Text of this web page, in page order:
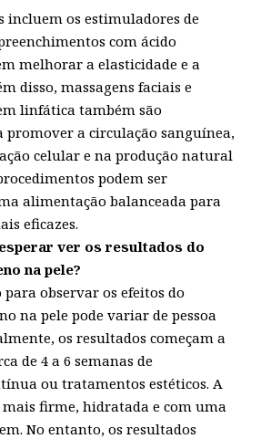
incluem os estimuladores de
com ácido
melhorar a elasticidade e a
disso, massagens faciais e
linfática também são
promover a circulação sanguínea,
celular e na produção natural
podem ser
alimentação balanceada para
eficazes.
ver os resultados do
na pele?
para observar os efeitos do
na pele pode variar de pessoa
os resultados começam a
de 4 a 6 semanas de
ou tratamentos estéticos. A
firme, hidratada e com uma
No entanto, os resultados